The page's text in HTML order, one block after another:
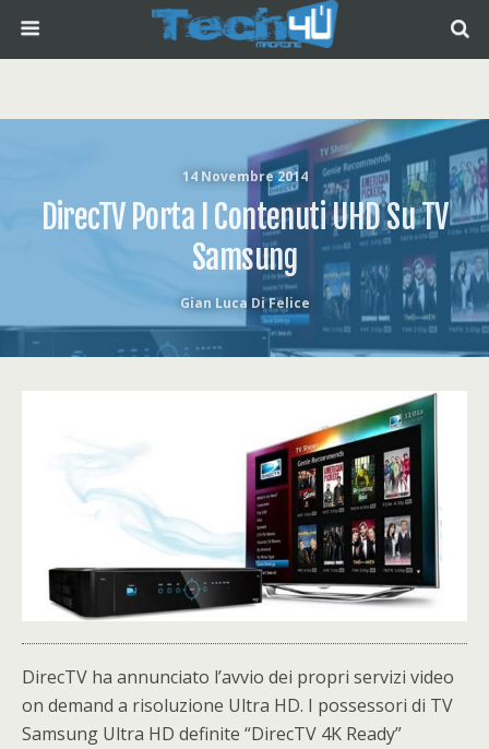
14 Novembre 2014
DirecTV Porta I Contenuti UHD Su TV
Samsung
Gian Luca Di Felice
DirecTV ha annunciato l’avvio dei propri servizi video
on demand a risoluzione Ultra HD. I possessori di TV
Samsung Ultra HD definite “DirecTV 4K Ready”